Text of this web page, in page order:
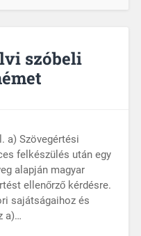
szóbeli
a) Szövegértési
felkészülés után egy
alapján magyar
ellenőrző kérdésre.
sajátságaihoz és
a)…